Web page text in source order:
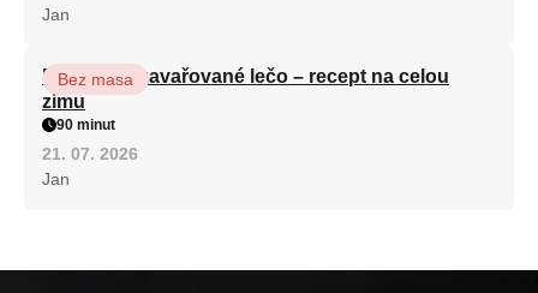
Jan
Babiččino zavařované lečo – recept na celou
zimu
Bez masa
90 minut
21. 07. 2026
Jan